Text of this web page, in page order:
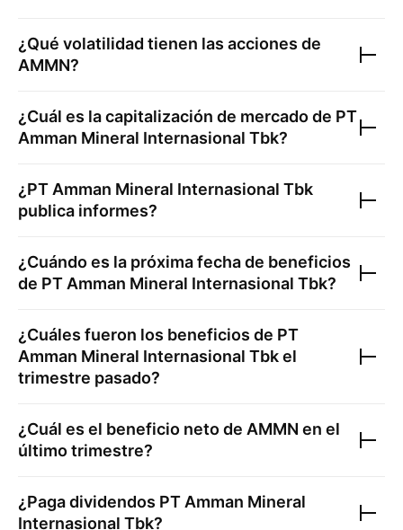
¿Qué volatilidad tienen las acciones de
AMMN?
¿Cuál es la capitalización de mercado de PT
Amman Mineral Internasional Tbk?
¿PT Amman Mineral Internasional Tbk
publica informes?
¿Cuándo es la próxima fecha de beneficios
de PT Amman Mineral Internasional Tbk?
¿Cuáles fueron los beneficios de PT
Amman Mineral Internasional Tbkel
trimestre pasado?
¿Cuál es el beneficio neto de AMMN en el
último trimestre?
¿Paga dividendos PT Amman Mineral
Internasional Tbk?